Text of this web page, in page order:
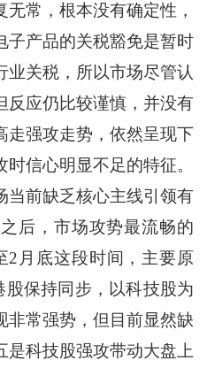
常，根本没有确定性，
子产品的关税豁免是暂时
业关税，所以市场尽管认
反应仍比较谨慎，并没有
走强攻走势，依然呈现下
信心明显不足的特征。
前缺乏核心主线引领有
后，市场攻势最流畅的
2月底这段时间，主要原
保持同步，以科技股为
非常强势，但目前显然缺
是科技股强攻带动大盘上